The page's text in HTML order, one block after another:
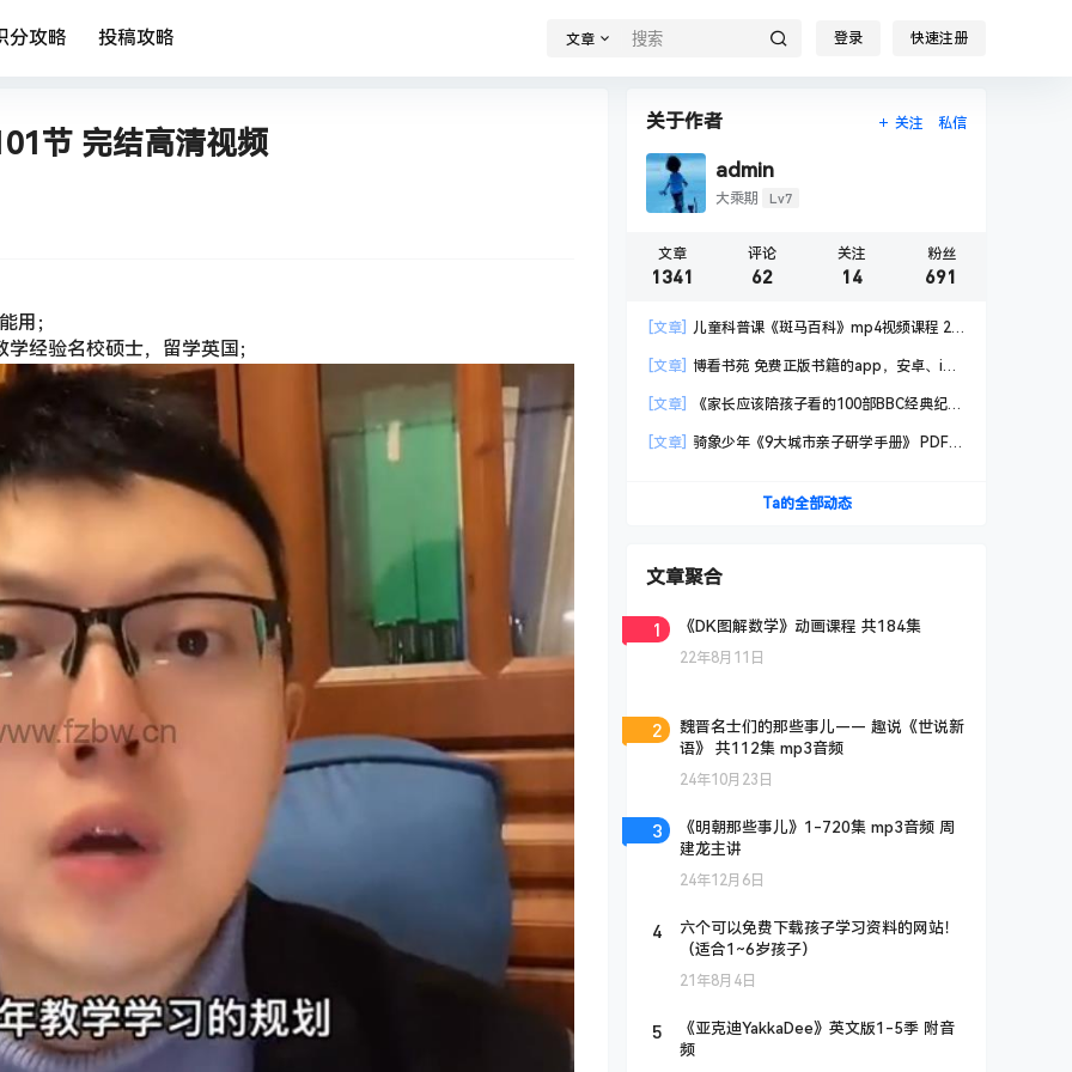
分攻略 投稿攻略 文章 登录 快速注册
节 完结高清视频
用；
经验名校硕士，留学英国；
关于作者 关注 私信
admin
大乘期 Lv7
文章
1341
评论
62
关注
14
粉丝
691
[文章]
儿童科普课《斑马百科》mp4视频课程 20
[文章]
博看书苑 免费正版书籍的app，安卓、iOS
[文章]
《家长应该陪孩子看的100部BBC经典纪录
[文章]
骑象少年《9大城市亲子研学手册》 PDF格
Ta的全部动态
文章聚合
1 《DK图解数学》动画课程 共184集
22年8月11日
2
魏晋名士们的那些事儿—— 趣说《世说新
语》 共112集 mp3音频
24年10月23日
3
《明朝那些事儿》1-720集 mp3音频 周
建龙主讲
24年12月6日
4
六个可以免费下载孩子学习资料的网站！
（适合1~6岁孩子）
21年8月4日
5
《亚克迪YakkaDee》英文版1-5季 附音
频